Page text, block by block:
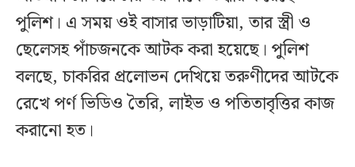
পুলিশ। এ সময় ওই বাসার ভাড়াটিয়া, তার স্ত্রী ও
ছেলেসহ পাঁচজনকে আটক করা হয়েছে। পুলিশ
বলছে, চাকরির প্রলোভন দেখিয়ে তরুণীদের আটকে
রেখে পর্ণ ভিডিও তৈরি, লাইভ ও পতিতাবৃত্তির কাজ
করানো হত।